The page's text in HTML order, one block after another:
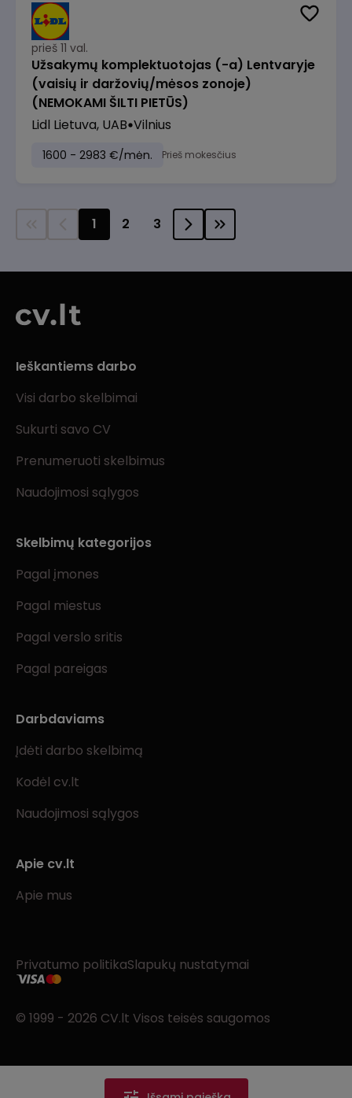
prieš 11 val.
Užsakymų komplektuotojas (-a) Lentvaryje
(vaisių ir daržovių/mėsos zonoje)
(NEMOKAMI ŠILTI PIETŪS)
Lidl Lietuva, UAB Vilnius
1600 - 2983 €/mėn. Prieš mokesčius
1 2 3
Ieškantiems darbo
Visi darbo skelbimai
Sukurti savo CV
Prenumeruoti skelbimus
Naudojimosi sąlygos
Skelbimų kategorijos
Pagal įmones
Pagal miestus
Pagal verslo sritis
Pagal pareigas
Darbdaviams
Įdėti darbo skelbimą
Kodėl cv.lt
Naudojimosi sąlygos
Apie cv.lt
Apie mus
Privatumo politikaSlapukų nustatymai
© 1999 - 2026 CV.lt Visos teisės saugomos